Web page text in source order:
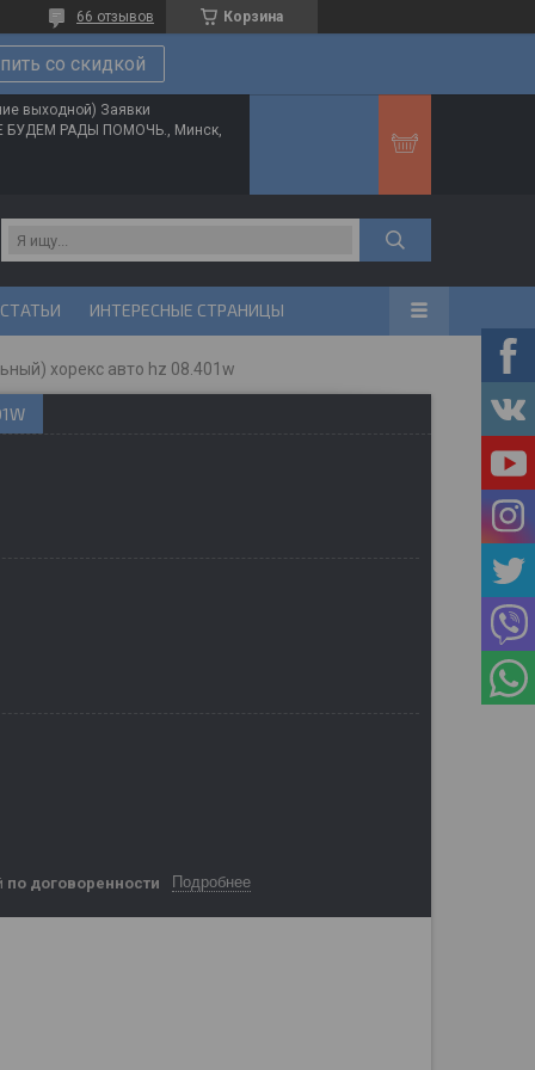
Корзина
66 отзывов
со скидкой
выходной) Заявки
БУДЕМ РАДЫ ПОМОЧЬ., Минск,
ИНТЕРЕСНЫЕ СТРАНИЦЫ
хорекс авто hz 08.401w
по договоренности Подробнее